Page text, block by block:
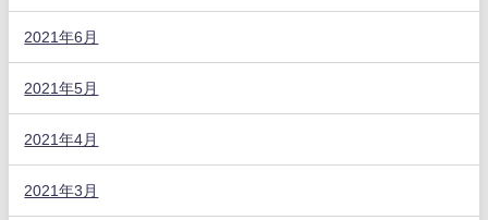
2021年6月
2021年5月
2021年4月
2021年3月